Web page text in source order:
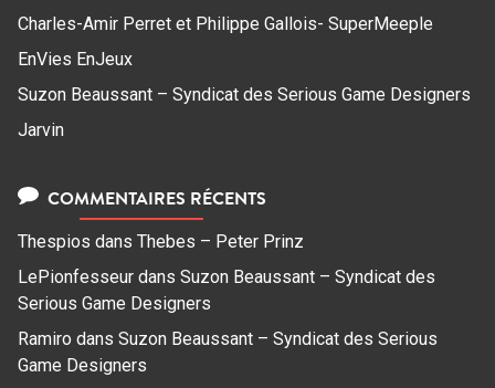
Charles-Amir Perret et Philippe Gallois- SuperMeeple
EnVies EnJeux
Suzon Beaussant – Syndicat des Serious Game Designers
Jarvin
COMMENTAIRES RÉCENTS
Thespios dans Thebes – Peter Prinz
LePionfesseur dans Suzon Beaussant – Syndicat des
Serious Game Designers
Ramiro dans Suzon Beaussant – Syndicat des Serious
Game Designers